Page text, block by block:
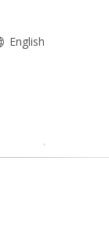
English